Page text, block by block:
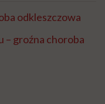
odkleszczowa
– groźna choroba